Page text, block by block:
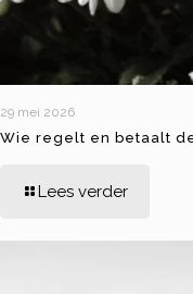
29 mei 2026
Wie regelt en betaalt
Lees verder